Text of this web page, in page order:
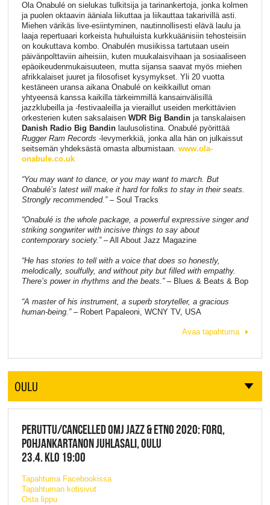
Ola Onabulé on sielukas tulkitsija ja tarinankertoja, jonka kolmen
ja puolen oktaavin ääniala liikuttaa ja liikauttaa takarivillä asti.
Miehen värikäs live-esiintyminen, nautinnollisesti elävä laulu ja
laaja repertuaari korkeista huhuiluista kurkkuäänisiin tehosteisiin
on koukuttava kombo. Onabulén musiikissa tartutaan usein
päivänpolttaviin aiheisiin, kuten muukalaisvihaan ja sosiaaliseen
epäoikeudenmukaisuuteen, mutta sijansa saavat myös miehen
afrikkalaiset juuret ja filosofiset kysymykset. Yli 20 vuotta
kestäneen uransa aikana Onabulé on keikkaillut oman
yhtyeensä kanssa kaikilla tärkeimmillä kansainvälisillä
jazzklubeilla ja -festivaaleilla ja vieraillut useiden merkittävien
orkesterien kuten saksalaisen WDR Big Bandinja tanskalaisen
Danish Radio Big Bandinlaulusolistina. Onabulé pyörittää
Rugger Ram Records -levymerkkiä, jonka alla hän on julkaissut
seitsemän yhdeksästä omasta albumistaan. www.ola-
onabule.co.uk
“You may want to dance, or you may want to march. But
Onabulé’s latest will make it hard for folks to stay in their seats.
Strongly recommended.”– Soul Tracks
“Onabulé is the whole package, a powerful expressive singer and
striking songwriter with incisive things to say about
contemporary society.”– All About Jazz Magazine
“He has stories to tell with a voice that does so honestly,
melodically, soulfully, and without pity but filled with empathy.
There’s power in rhythms and the beats.” – Blues & Beats & Bop
“A master of his instrument, a superb storyteller, a gracious
human-being.” – Robert Papaleoni, WCNY TV, USA
Avaa tapahtuma
OULU
PERUTTU/CANCELLED OMJ JAZZ & ETNO 2020: FORQ,
POHJANKARTANON JUHLASALI, OULU
23.4. KLO 19:00
Tapahtuma Facebookissa
Tapahtuman kotisivut
Osta lippu